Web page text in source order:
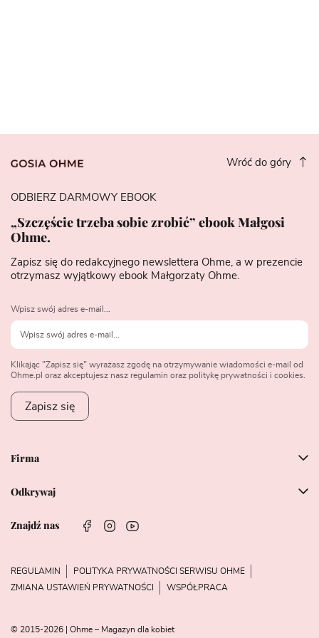
Wróć do góry
Firma
Odkrywaj
Znajdź nas
ODBIERZ DARMOWY EBOOK
„Szczęście trzeba sobie zrobić” ebook Małgosi
Ohme.
Zapisz się do redakcyjnego newslettera Ohme, a w prezencie
otrzymasz wyjątkowy ebook Małgorzaty Ohme.
Wpisz swój adres e-mail...
Klikając "Zapisz się" wyrażasz zgodę na otrzymywanie wiadomości e-mail od
Ohme.pl oraz akceptujesz nasz regulamin oraz politykę prywatności i cookies.
Zapisz się
REGULAMIN
POLITYKA PRYWATNOŚCI SERWISU OHME
ZMIANA USTAWIEŃ PRYWATNOŚCI
WSPÓŁPRACA
© 2015-2026 | Ohme – Magazyn dla kobiet